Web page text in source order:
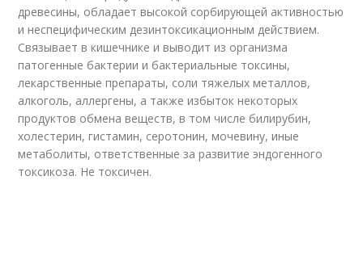
древесины, обладает высокой сорбирующей активностью
и неспецифическим дезинтоксикационным действием.
Связывает в кишечнике и выводит из организма
патогенные бактерии и бактериальные токсины,
лекарственные препараты, соли тяжелых металлов,
алкоголь, аллергены, а также избыток некоторых
продуктов обмена веществ, в том числе билирубин,
холестерин, гистамин, серотонин, мочевину, иные
метаболиты, ответственные за развитие эндогенного
токсикоза. Не токсичен.